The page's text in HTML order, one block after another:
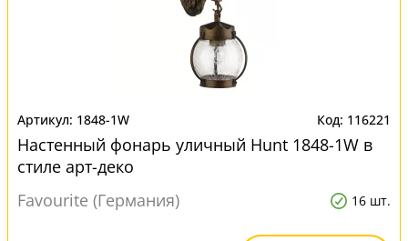
1848-1W 116221
Настенный фонарь уличный Hunt 1848-1W в
стиле арт-деко
Favourite (Германия)
16 шт.